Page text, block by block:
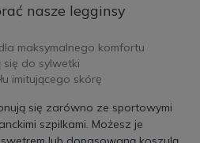
nasze legginsy
maksymalnego komfortu
do sylwetki
imitującego skórę
się zarówno ze sportowymi
szpilkami. Możesz je